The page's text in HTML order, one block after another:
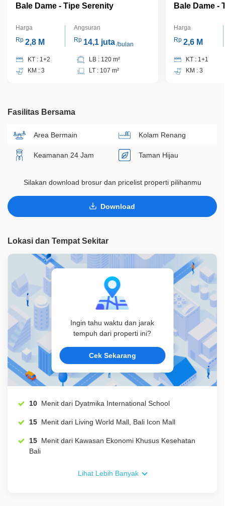
Bale Dame - Tipe Serenity
Harga
Rp 2,8 M
Angsuran
Rp 14,1 juta/bulan
KT : 1+2
KM : 3
LB : 120 m²
LT : 107 m²
Bale Dame -
Harga
Rp 2,6 M
KT : 1+1
KM : 3
Fasilitas Bersama
Area Bermain Kolam Renang
Keamanan 24 Jam Taman Hijau
Silakan download brosur dan pricelist properti pilihanmu
Download
Lokasi dan Tempat Sekitar
Ingin tahu waktu dan jarak
tempuh dari properti ini?
Cek Sekarang
10 Menit dari Dyatmika International School
15 Menit dari Living World Mall, Bali Icon Mall
15 Menit dari Kawasan Ekonomi Khusus Kesehatan
Bali
Lihat Lebih Banyak